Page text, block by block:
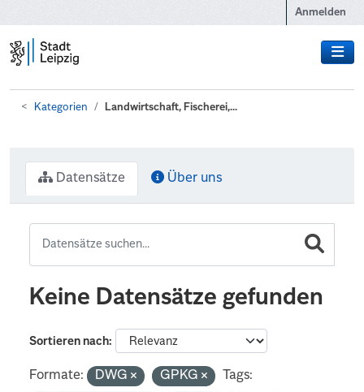
Anmelden
Kategorien Landwirtschaft, Fischerei,...
Datensätze Über uns
Keine Datensätze gefunden
Sortieren nach
Formate: DWG GPKG
Tags: